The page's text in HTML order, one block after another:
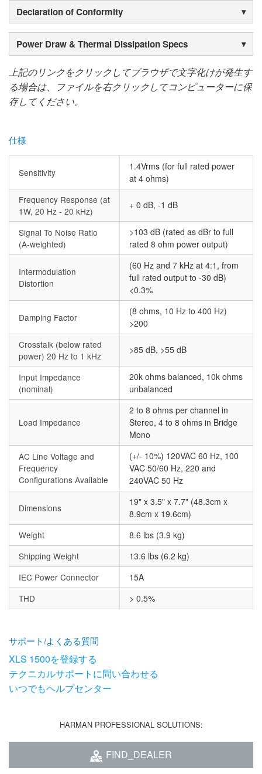
Declaration of Conformity
Power Draw & Thermal Dissipation Specs
上記のリンクをクリックしてブラウザで文字化けが発生す
る場合は、ファイルを右クリックしてコンピューターに保
存してください。
仕様
Sensitivity
1.4Vrms (for full rated power
at 4 ohms)
Frequency Response (at
1W, 20 Hz - 20 kHz)
+ 0 dB, -1 dB
Signal To Noise Ratio
(A-weighted)
>103 dB (rated as dBr to full
rated 8 ohm power output)
Intermodulation
Distortion
(60 Hz and 7 kHz at 4:1, from
full rated output to -30 dB)
<0.3%
Damping Factor
(8 ohms, 10 Hz to 400 Hz)
>200
Crosstalk (below rated
power) 20 Hz to 1 kHz
>85 dB, >55 dB
Input Impedance
(nominal)
20k ohms balanced, 10k ohms
unbalanced
Load Impedance
2 to 8 ohms per channel in
Stereo, 4 to 8 ohms in Bridge
Mono
AC Line Voltage and
Frequency
Configurations Available
(+/- 10%) 120VAC 60 Hz, 100
VAC 50/60 Hz, 220 and
240VAC 50 Hz
Dimensions
19" x 3.5" x 7.7" (48.3cm x
8.9cm x 19.6cm)
Weight
8.6 lbs (3.9 kg)
Shipping Weight
13.6 lbs (6.2 kg)
IEC Power Connector
15A
THD
> 0.5%
サポート/よくある質問
XLS 1500を登録する
テクニカルサポートに問い合わせる
いつでもヘルプセンター
HARMAN PROFESSIONAL SOLUTIONS:
FIND_DEALER